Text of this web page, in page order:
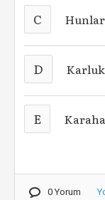
C Hunlar
D
E
0 Yorum